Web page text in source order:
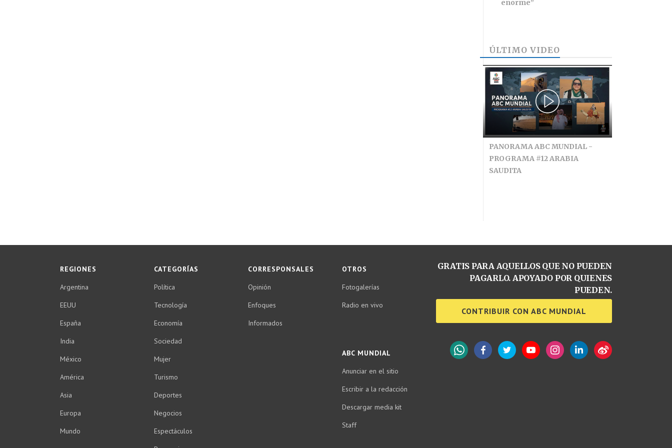
enorme”
ÚLTIMO VIDEO
PANORAMA ABC MUNDIAL -
PROGRAMA #12 ARABIA
SAUDITA
REGIONES
Argentina
EEUU
España
India
México
América
Asia
Europa
Mundo
CATEGORÍAS
Política
Tecnología
Economía
Sociedad
Mujer
Turismo
Deportes
Negocios
Espectáculos
CORRESPONSALES
Opinión
Enfoques
Informados
OTROS
Fotogalerías
Radio en vivo
ABC MUNDIAL
Anunciar en el sitio
Escribir a la redacción
Descargar media kit
Staff
GRATIS PARA AQUELLOS QUE NO PUEDEN
PAGARLO. APOYADO POR QUIENES
PUEDEN.
CONTRIBUIR CON ABC MUNDIAL